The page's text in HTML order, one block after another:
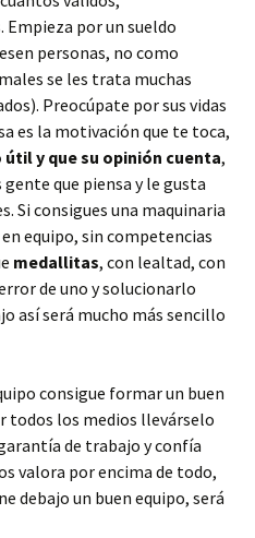
por un sueldo
personas, no como
se les trata muchas
Preocúpate por sus vidas
es la motivación que te toca,
y que su opinión cuenta,
que piensa y le gusta
Si consigues una maquinaria
equipo, sin competencias
medallitas, con lealtad, con
de uno y solucionarlo
así será mucho más sencillo
consigue formar un buen
todos los medios llevárselo
de trabajo y confía
valora por encima de todo,
debajo un buen equipo, será